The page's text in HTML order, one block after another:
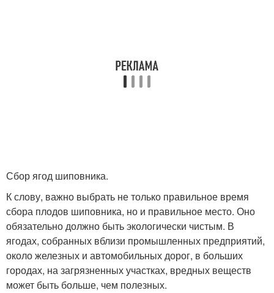
Сбор ягод шиповника.
К слову, важно выбрать не только правильное время
сбора плодов шиповника, но и правильное место. Оно
обязательно должно быть экологически чистым. В
ягодах, собранных вблизи промышленных предприятий,
около железных и автомобильных дорог, в больших
городах, на загрязненных участках, вредных веществ
может быть больше, чем полезных.